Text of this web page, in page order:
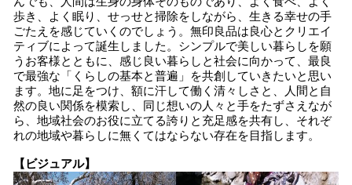
歩き、よく眠り、せっせと掃除をしながら、生きる幸せの手
ごたえを感じていくのでしょう。無印良品は良心とクリエイ
ティブによって誕生しました。シンプルで美しい暮らしを願
うお客様とともに、感じ良い暮らしと社会に向かって、最良
で最強な「くらしの基本と普遍」を共創していきたいと思い
ます。地に足をつけ、額に汗して働く清々しさと、人間と自
然の良い関係を模索し、同じ想いの人々と手をたずさえなが
ら、地域社会のお役に立てる誇りと充足感を共有し、それぞ
れの地域や暮らしに無くてはならない存在を目指します。
【ビジュアル】